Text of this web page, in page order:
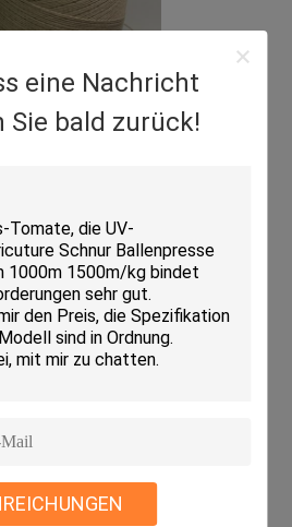
eine Nachricht
Sie bald zurück!